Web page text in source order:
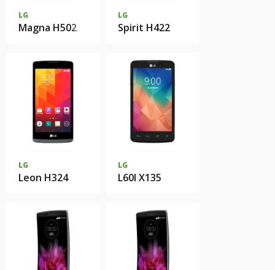
LG
Magna H502
LG
Spirit H422
LG
Leon H324
LG
L60I X135